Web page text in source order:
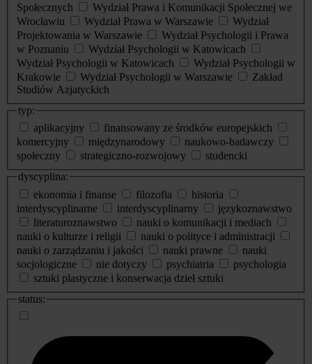
Społecznych
Wydział Prawa i Komunikacji Społecznej we
Wrocławiu
Wydział Prawa w Warszawie
Wydział
Projektowania w Warszawie
Wydział Psychologii i Prawa
w Poznaniu
Wydział Psychologii w Katowicach
Wydział Psychologii w Katowicach
Wydział Psychologii w
Krakowie
Wydział Psychologii w Warszawie
Zakład
Studiów Azjatyckich
typ:
aplikacyjny
finansowany ze środków europejskich
komercyjny
międzynarodowy
naukowo-badawczy
społeczny
strategiczno-rozwojowy
studencki
dyscyplina:
ekonomia i finanse
filozofia
historia
interdyscyplinarne
interdyscyplinarny
językoznawstwo
literaturoznawstwo
nauki o komunikacji i mediach
nauki o kulturze i religii
nauki o polityce i administracji
nauki o zarządzaniu i jakości
nauki prawne
nauki
socjologiczne
nie dotyczy psychiatria
psychologia
sztuki plastyczne i konserwacja dzieł sztuki
status: